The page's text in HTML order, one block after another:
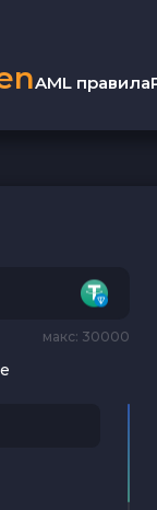
AML правила
макс: 30000